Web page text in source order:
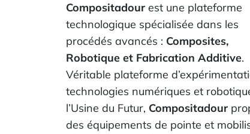
Compositadour est une plateforme
technologique spécialisée dans les
procédés avancés : Composites,
Robotique et Fabrication Additive.
Véritable plateforme
technologies numériques et
l’Usine du Futur, Compositadour
des équipements de pointe et